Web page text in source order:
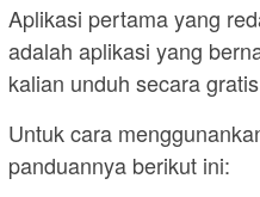
Aplikasi pertama yang
adalah aplikasi yang
kalian unduh secara
Untuk cara
panduannya berikut ini: